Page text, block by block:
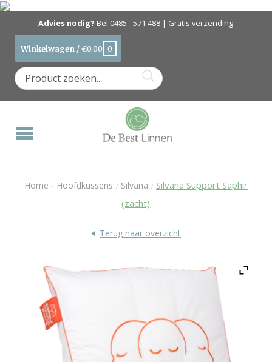
Advies nodig? Bel 0485 - 571 488 | Gratis verzending
Winkelwagen /€0,00 0
Home / Hoofdkussens / Silvana / Silvana Support Saphir
(zacht)
Terug naar overzicht